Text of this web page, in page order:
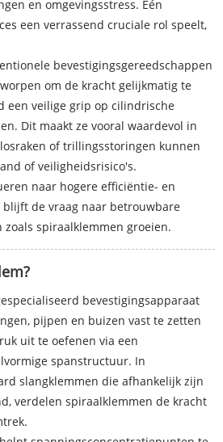
en omgevingsstress. Eén
een verrassend cruciale rol speelt,
bevestigingsgereedschappen
om de kracht gelijkmatig te
een veilige grip op cilindrische
Dit maakt ze vooral waardevol in
of trillingsstoringen kunnen
of veiligheidsrisico's.
naar hogere efficiëntie- en
de vraag naar betrouwbare
zoals spiraalklemmen groeien.
bevestigingsapparaat
pijpen en buizen vast te zetten
uit te oefenen via een
spanstructuur. In
slangklemmen die afhankelijk zijn
verdelen spiraalklemmen de kracht